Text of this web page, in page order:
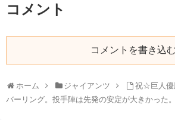
コメント
コメントを書き込む
ホーム ジャイアンツ
祝☆巨人優
バーリング。投手陣は先発の安定が大きかった。